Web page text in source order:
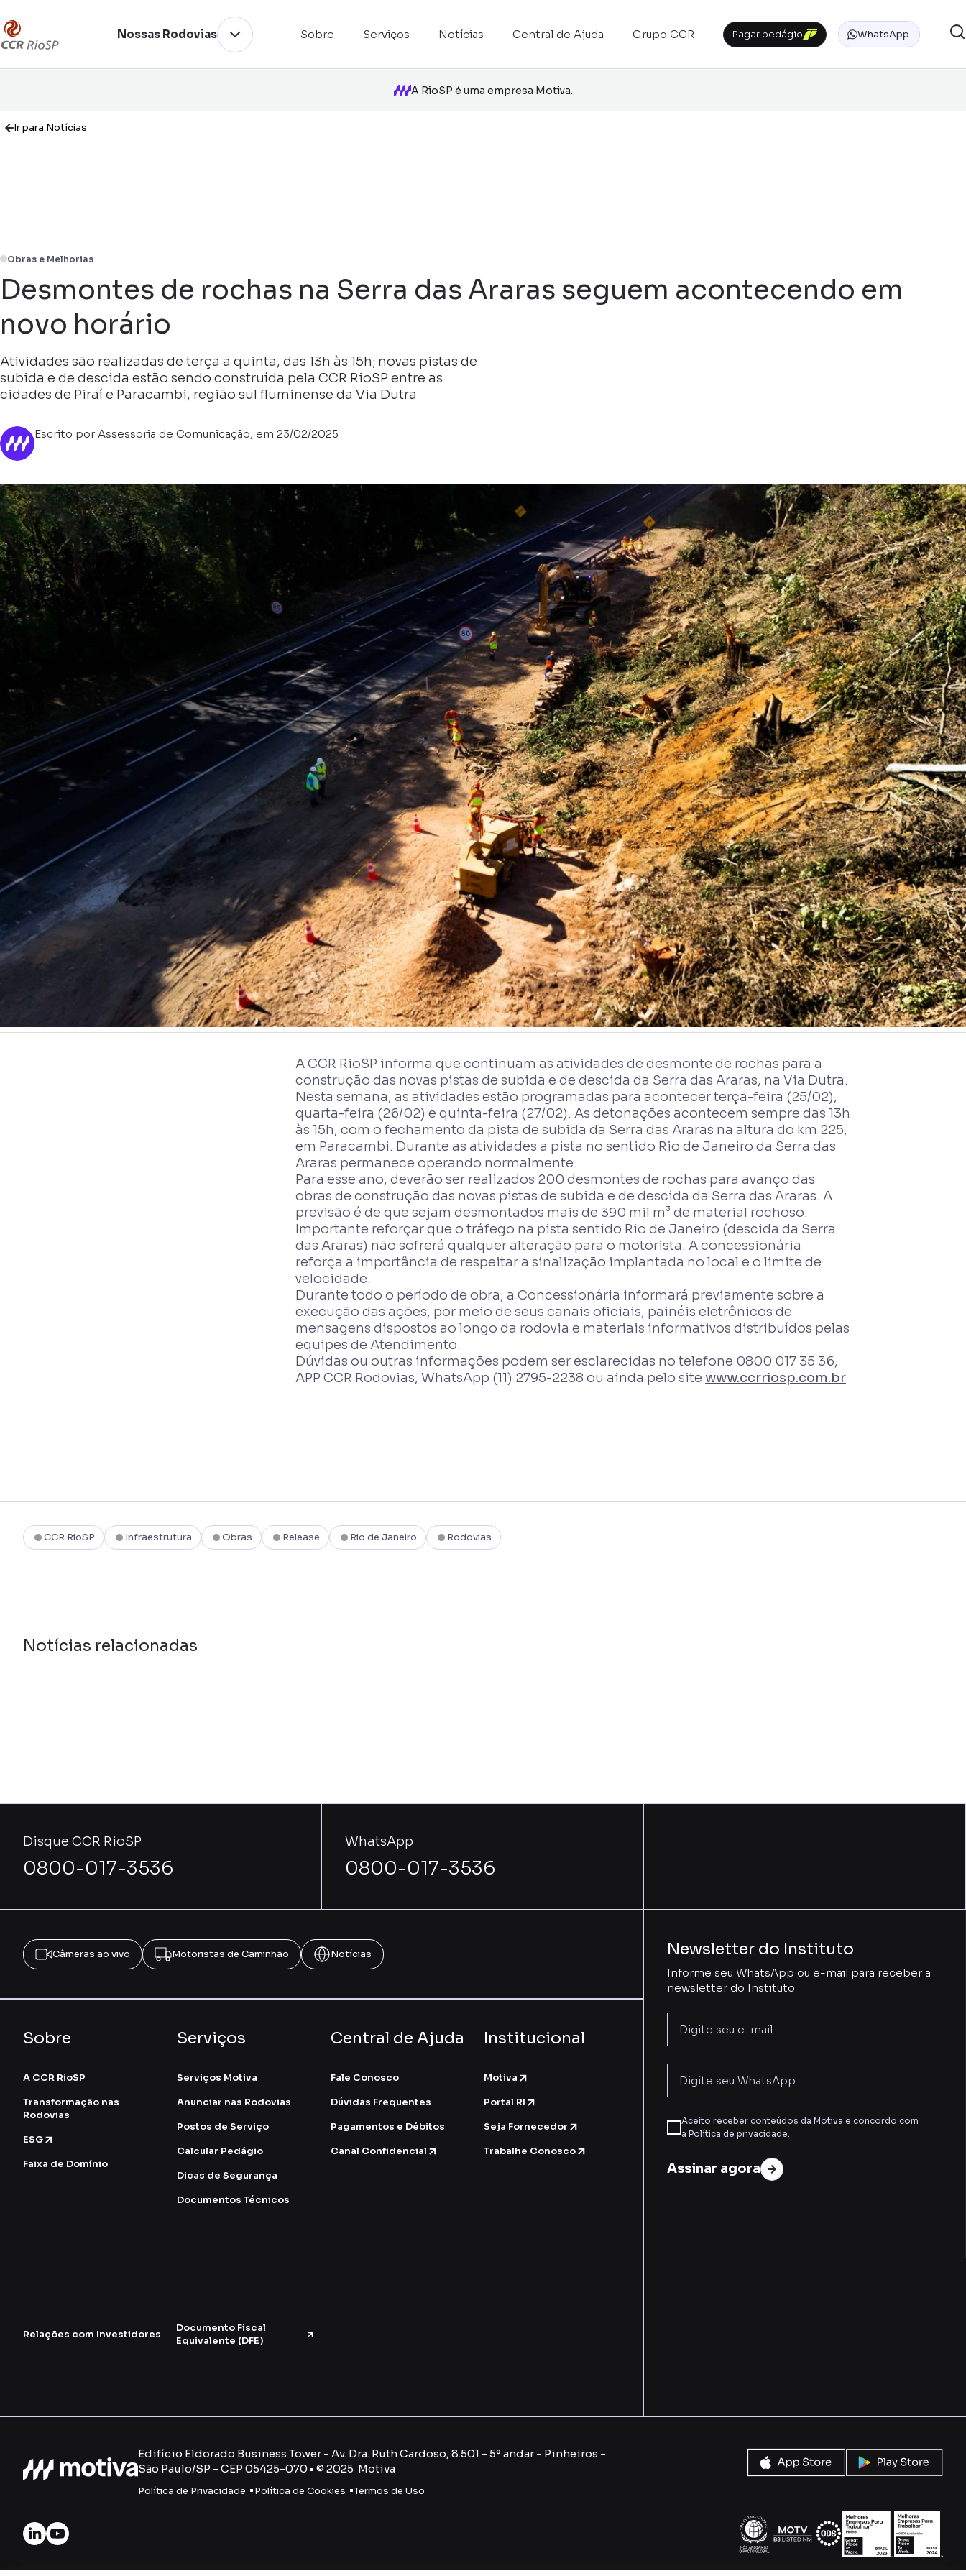
Nossas Rodovias Sobre Serviços Notícias Central de Ajuda Grupo CCR Pagar pedágio WhatsApp
A RioSP é uma empresa Motiva.
Ir para Notícias
Obras e Melhorias
Desmontes de rochas na Serra das Araras seguem acontecendo em
novo horário
Atividades são realizadas de terça a quinta, das 13h às 15h; novas pistas de
subida e de descida estão sendo construída pela CCR RioSP entre as
cidades de Piraí e Paracambi, região sul fluminense da Via Dutra
Escrito por Assessoria de Comunicação, em 23/02/2025
A CCR RioSP informa que continuam as atividades de desmonte de rochas para a
construção das novas pistas de subida e de descida da Serra das Araras, na Via Dutra.
Nesta semana, as atividades estão programadas para acontecer terça-feira (25/02),
quarta-feira (26/02) e quinta-feira (27/02). As detonações acontecem sempre das 13h
às 15h, com o fechamento da pista de subida da Serra das Araras na altura do km 225,
em Paracambi. Durante as atividades a pista no sentido Rio de Janeiro da Serra das
Araras permanece operando normalmente.
Para esse ano, deverão ser realizados 200 desmontes de rochas para avanço das
obras de construção das novas pistas de subida e de descida da Serra das Araras. A
previsão é de que sejam desmontados mais de 390 mil m³ de material rochoso.
Importante reforçar que o tráfego na pista sentido Rio de Janeiro (descida da Serra
das Araras) não sofrerá qualquer alteração para o motorista. A concessionária
reforça a importância de respeitar a sinalização implantada no local e o limite de
velocidade.
Durante todo o período de obra, a Concessionária informará previamente sobre a
execução das ações, por meio de seus canais oficiais, painéis eletrônicos de
mensagens dispostos ao longo da rodovia e materiais informativos distribuídos pelas
equipes de Atendimento.
Dúvidas ou outras informações podem ser esclarecidas no telefone 0800 017 35 36,
APP CCR Rodovias, WhatsApp (11) 2795-2238 ou ainda pelo site www.ccrriosp.com.br
CCR RioSP Infraestrutura Obras Release Rio de Janeiro Rodovias
Notícias relacionadas
Disque CCR RioSP
0800-017-3536
WhatsApp
0800-017-3536
Câmeras ao vivo Motoristas de Caminhão Notícias
Sobre
A CCR RioSP
Transformação nas
Rodovias
ESG
Faixa de Domínio
Serviços
Serviços Motiva
Anunciar nas Rodovias
Postos de Serviço
Calcular Pedágio
Dicas de Segurança
Documentos Técnicos
Central de Ajuda
Fale Conosco
Dúvidas Frequentes
Pagamentos e Débitos
Canal Confidencial
Institucional
Motiva
Portal RI
Seja Fornecedor
Trabalhe Conosco
Relações com Investidores
Documento Fiscal
Equivalente (DFE)
Newsletter do Instituto
Informe seu WhatsApp ou e-mail para receber a
newsletter do Instituto
Aceito receber conteúdos da Motiva e concordo com
a Política de privacidade
Assinar agora
Edifício Eldorado Business Tower - Av. Dra. Ruth Cardoso, 8.501 - 5º andar - Pinheiros -
São Paulo/SP - CEP 05425-070 • © 2025 Motiva
Política de Privacidade Política de Cookies Termos de Uso